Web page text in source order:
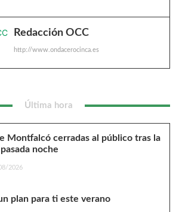
Redacción OCC
http://www.ondacerocinca.es
Última hora
Montfalcó cerradas al público tras la
noche
2026
plan para ti este verano